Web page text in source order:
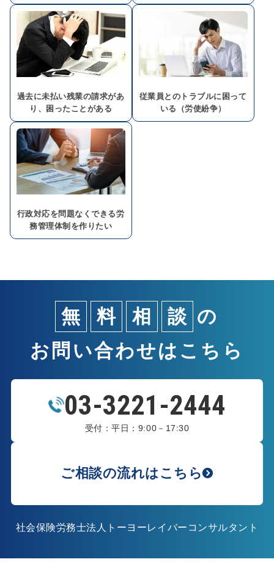
過去に未払い残業の請求があ
り、困ったことがある
従業員とのトラブルに困って
いる（労使紛争）
行政対応を問題なくできる労
務管理体制を作りたい
無 料 相 談 の
お問い合わせはこちら
03-3221-2444
受付：平日：9:00－17:30
ご相談の流れはこちら
社会保険労務士法人トーヨーレイバーコンサルタント